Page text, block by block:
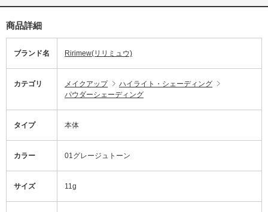
商品詳細
ブランド名 Ririmew(リリミュウ)
カテゴリ メイクアップ
ハイライト・シェーディング
パウダーシェーディング
タイプ 本体
カラー 01グレージュトーン
サイズ 11g